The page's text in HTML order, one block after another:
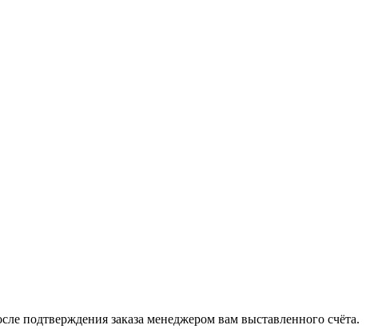
подтверждения заказа менеджером вам выставленного счёта.